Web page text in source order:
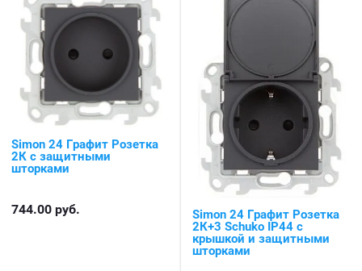
Simon 24 Графит Розетка
2К с защитными
шторками
744.00 руб.
Simon 24 Графит Розетка
2К+3 Sсhuko IP44 c
крышкой и защитными
шторками